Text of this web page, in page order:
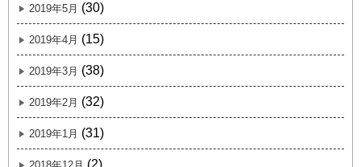
2019年5月 (30)
2019年4月 (15)
2019年3月 (38)
2019年2月 (32)
2019年1月 (31)